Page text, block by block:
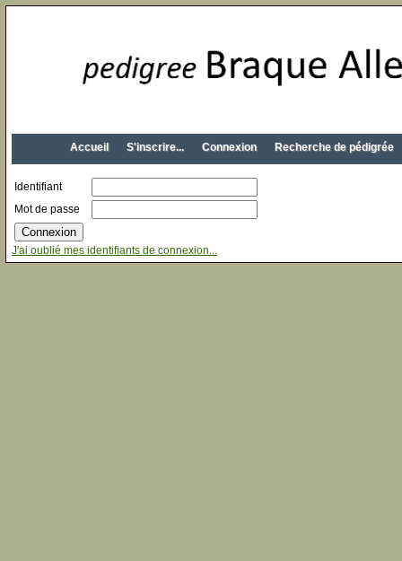
Accueil S'inscrire... Connexion Recherche de pédigrée
Identifiant
Mot de passe
J'ai oublié mes identifiants de connexion...